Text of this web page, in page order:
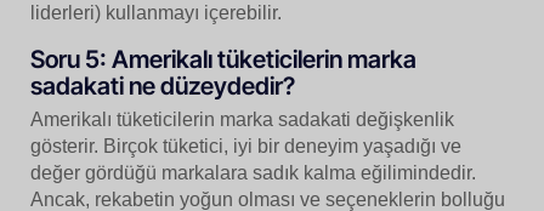
liderleri) kullanmayı içerebilir.
Soru 5: Amerikalı tüketicilerin marka
sadakati ne düzeydedir?
Amerikalı tüketicilerin marka sadakati değişkenlik
gösterir. Birçok tüketici, iyi bir deneyim yaşadığı ve
değer gördüğü markalara sadık kalma eğilimindedir.
Ancak, rekabetin yoğun olması ve seçeneklerin bolluğu